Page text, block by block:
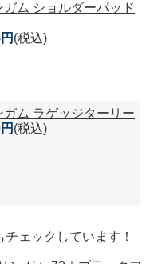
ム ショルダーパッド
(税込)
ム ラゲッジターリー
(税込)
ェックしています！